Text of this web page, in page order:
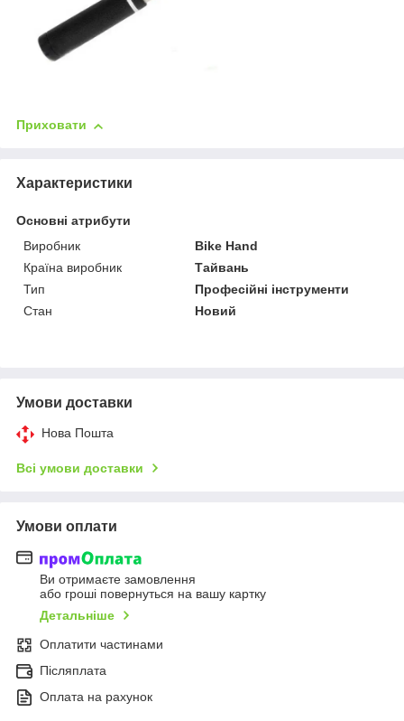
Приховати
Характеристики
Основні атрибути
Виробник
Bike Hand
Країна виробник
Тайвань
Тип
Професійні інструменти
Стан
Новий
Умови доставки
Нова Пошта
Всі умови доставки
Умови оплати
Ви отримаєте замовлення
або гроші повернуться на вашу картку
Детальніше
Оплатити частинами
Післяплата
Оплата на рахунок